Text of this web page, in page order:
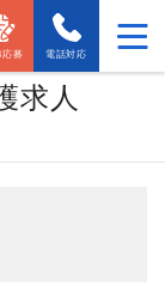
電話対応
応募
求人